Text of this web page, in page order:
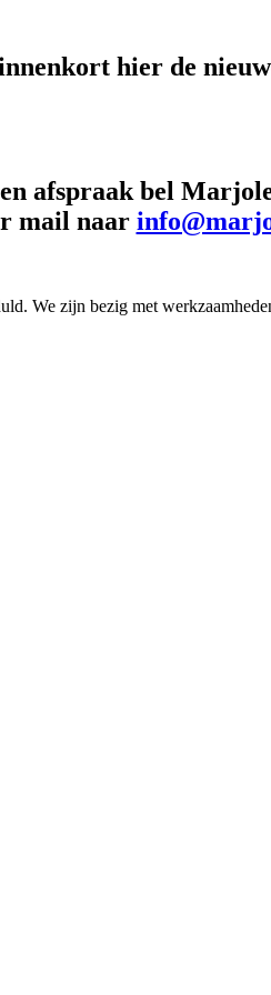
hier de
afspraak bel
mail naar
We zijn bezig met